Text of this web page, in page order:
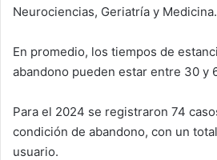
Neurociencias, Geriatría y Medicina.
En promedio, los tiempos de
abandono pueden estar entre 30 y
Para el 2024 se registraron 74
condición de abandono, con un
usuario.